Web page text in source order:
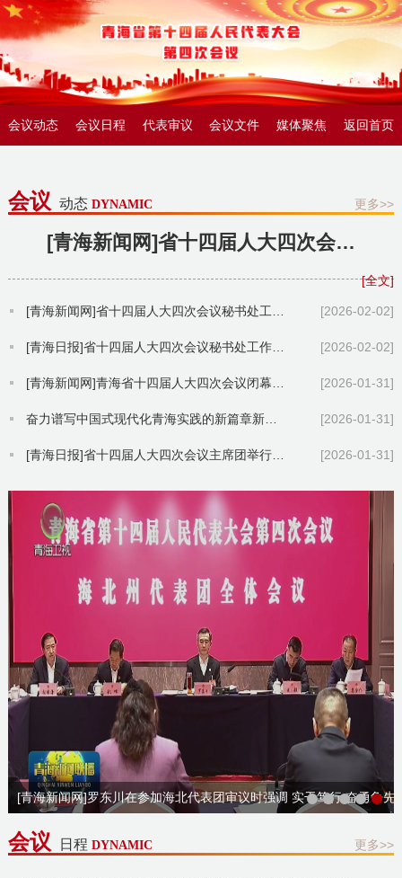
会议动态 会议日程 代表审议 会议文件 媒体聚焦 返回首页
会议 动态 DYNAMIC 更多>>
[青海新闻网]省十四届人大四次会议秘书处工作总结暨表彰会召开
[全文]
[2026-02-02]
[2026-02-02]
[青海日报]省十四届人大四次会议秘书处工作总结暨表彰会召开
[2026-01-31]
[2026-01-31]
奋力谱写中国式现代化青海实践的新篇章新辉煌省十四届人大四次会议胜利闭幕吴晓军主持并讲话罗东川公保扎西出席
[2026-01-31]
[青海日报]省十四届人大四次会议主席团举行第四次会议
[青海新闻网]罗东川在参加海北代表团审议时强调 实干笃行 奋勇争先
在推进绿色转型发展中作出示范
会议 日程 DYNAMIC 更多>>